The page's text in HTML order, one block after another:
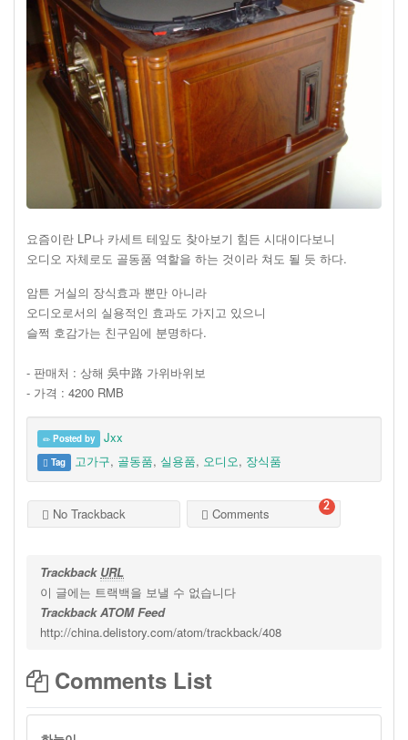
요즘이란 LP나 카세트 테잎도 찾아보기 힘든 시대이다보니
오디오 자체로도 골동품 역할을 하는 것이라 쳐도 될 듯 하다.
암튼 거실의 장식효과 뿐만 아니라
오디오로서의 실용적인 효과도 가지고 있으니
슬쩍 호감가는 친구임에 분명하다.
- 판매처 : 상해 吳中路 가위바위보
- 가격 : 4200 RMB
Posted by Jxx
Tag 고가구, 골동품, 실용품, 오디오, 장식품
No Trackback Comments 2
Trackback URL
이 글에는 트랙백을 보낼 수 없습니다
Trackback ATOM Feed
http://china.delistory.com/atom/trackback/408
Comments List